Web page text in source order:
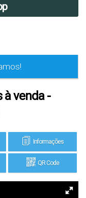
à venda -
Informações
QR Code